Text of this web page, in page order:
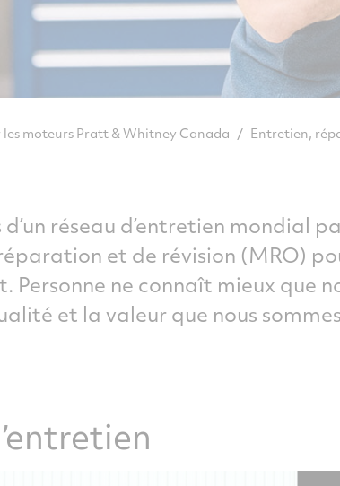
les moteurs Pratt & Whitney Canada / Entretien,
d’un réseau d’entretien mondial
et de révision (MRO)
Personne ne connaît mieux que
et la valeur que nous